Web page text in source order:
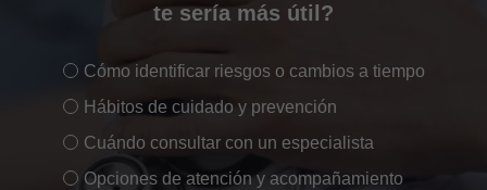
te sería más útil?
Cómo identificar riesgos o cambios a tiempo
Hábitos de cuidado y prevención
Cuándo consultar con un especialista
Opciones de atención y acompañamiento